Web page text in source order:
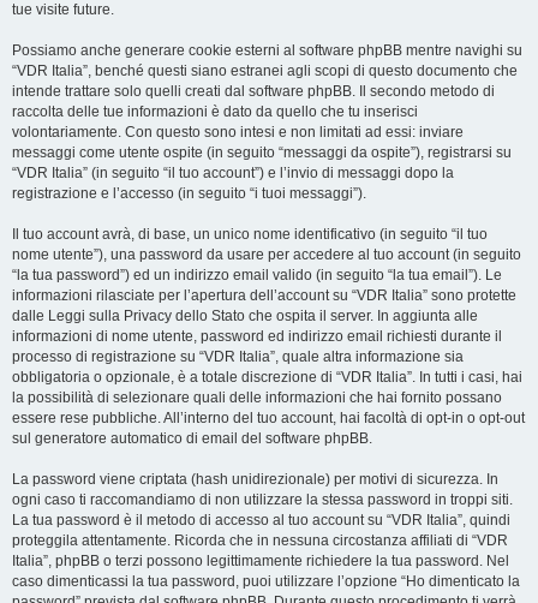
tue visite future.
Possiamo anche generare cookie esterni al software phpBB mentre navighi su
“VDR Italia”, benché questi siano estranei agli scopi di questo documento che
intende trattare solo quelli creati dal software phpBB. Il secondo metodo di
raccolta delle tue informazioni è dato da quello che tu inserisci
volontariamente. Con questo sono intesi e non limitati ad essi: inviare
messaggi come utente ospite (in seguito “messaggi da ospite”), registrarsi su
“VDR Italia” (in seguito “il tuo account”) e l’invio di messaggi dopo la
registrazione e l’accesso (in seguito “i tuoi messaggi”).
Il tuo account avrà, di base, un unico nome identificativo (in seguito “il tuo
nome utente”), una password da usare per accedere al tuo account (in seguito
“la tua password”) ed un indirizzo email valido (in seguito “la tua email”). Le
informazioni rilasciate per l’apertura dell’account su “VDR Italia” sono protette
dalle Leggi sulla Privacy dello Stato che ospita il server. In aggiunta alle
informazioni di nome utente, password ed indirizzo email richiesti durante il
processo di registrazione su “VDR Italia”, quale altra informazione sia
obbligatoria o opzionale, è a totale discrezione di “VDR Italia”. In tutti i casi, hai
la possibilità di selezionare quali delle informazioni che hai fornito possano
essere rese pubbliche. All’interno del tuo account, hai facoltà di opt-in o opt-out
sul generatore automatico di email del software phpBB.
La password viene criptata (hash unidirezionale) per motivi di sicurezza. In
ogni caso ti raccomandiamo di non utilizzare la stessa password in troppi siti.
La tua password è il metodo di accesso al tuo account su “VDR Italia”, quindi
proteggila attentamente. Ricorda che in nessuna circostanza affiliati di “VDR
Italia”, phpBB o terzi possono legittimamente richiedere la tua password. Nel
caso dimenticassi la tua password, puoi utilizzare l’opzione “Ho dimenticato la